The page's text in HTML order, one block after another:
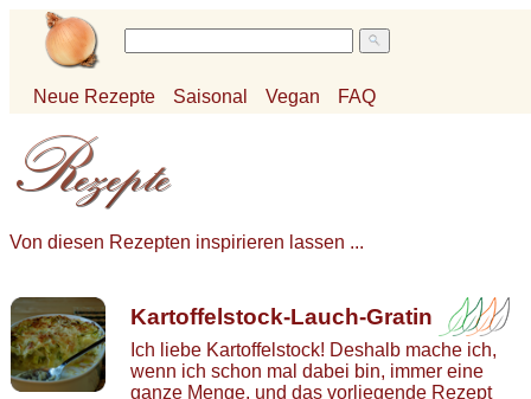
Neue Rezepte Saisonal Vegan FAQ
Von diesen Rezepten inspirieren lassen ...
Kartoffelstock-Lauch-Gratin
Ich liebe Kartoffelstock! Deshalb mache ich,
wenn ich schon mal dabei bin, immer eine
ganze Menge, und das vorliegende Rezept